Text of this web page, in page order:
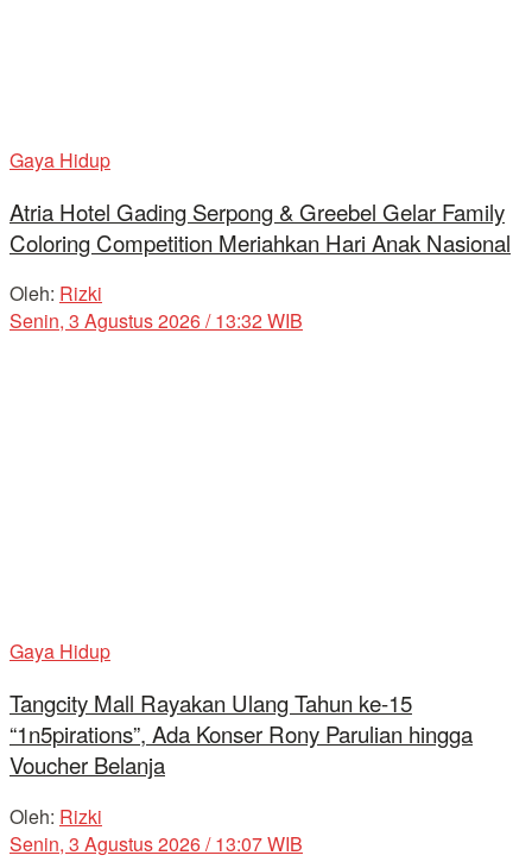
Gaya Hidup
Atria Hotel Gading Serpong & Greebel Gelar Family
Coloring Competition Meriahkan Hari Anak Nasional
Oleh: Rizki
Senin, 3 Agustus 2026 / 13:32 WIB
Gaya Hidup
Tangcity Mall Rayakan Ulang Tahun ke-15
“1n5pirations”, Ada Konser Rony Parulian hingga
Voucher Belanja
Oleh: Rizki
Senin, 3 Agustus 2026 / 13:07 WIB